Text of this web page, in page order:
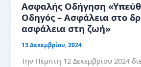
Ασφαλής Οδήγηση
Οδηγός – Ασφάλεια στο
ασφάλεια στη ζωή»
13 Δεκεμβρίου, 2024
Την Πέμπτη 12 Δεκεμβρίου 2024